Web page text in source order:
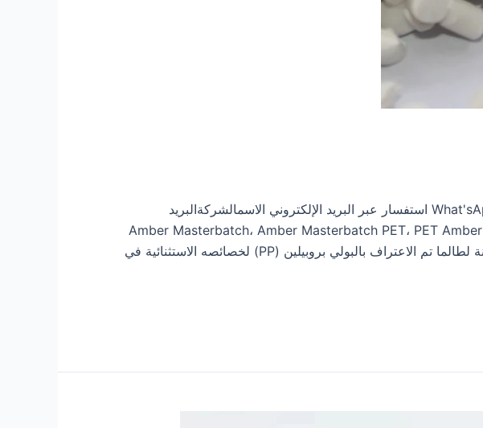
الرئيسية عالية الجودة PET Amber Masterbatch للزجاجات الطبية السابق التالي استفسار What'sApp استفسار عبر البريد الإلكتروني الاسمالشركةالبريد
الإلكترونيرقم الهاتفالعنوانالكميةرسالتكإرسال اللون ماسترباتش، PET Masterbatch، المنتجات Amber Masterbatch، Amber Masterbatch PET، PET Amber
Masterbatch التطورات في حبيبات البولي بروبيلين المقاومة للهب للتطبيقات الصناعية المحسنة لطالما تم الاعتراف بالبولي بروبيلين (PP) لخصائصه الاستثنائية في